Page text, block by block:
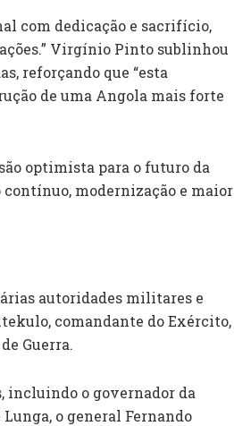
com dedicação e sacrifício,
Virgínio Pinto sublinhou
reforçando que “esta
de uma Angola mais forte
optimista para o futuro da
modernização e maior
autoridades militares e
comandante do Exército,
Guerra.
incluindo o governador da
o general Fernando